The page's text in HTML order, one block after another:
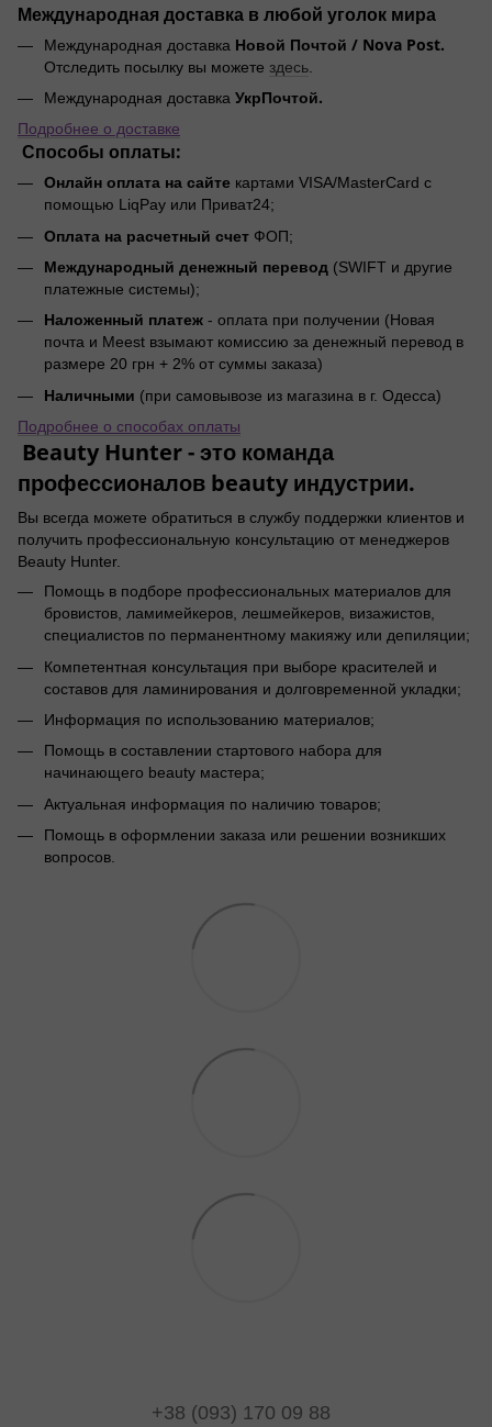
Международная доставка в любой уголок мира
Международная доставка Новой Почтой / Nova Post.
Отследить посылку вы можете здесь
Международная доставка УкрПочтой.
Подробнее о доставке
Способы оплаты:
Онлайн оплата на сайте картами VISA/MasterCard с
помощью LiqPay или Приват24;
Оплата на расчетный счет ФОП;
Международный денежный перевод (SWIFT и другие
платежные системы);
Наложенный платеж - оплата при получении (Новая
почта и Meest взымают комиссию за денежный перевод в
размере 20 грн + 2% от суммы заказа)
Наличными (при самовывозе из магазина в г. Одесса)
Подробнее о способах оплаты
Beauty Hunter - это команда
профессионалов beauty индустрии.
Вы всегда можете обратиться в службу поддержки клиентов и
получить профессиональную консультацию от менеджеров
Beauty Hunter.
Помощь в подборе профессиональных материалов для
бровистов, ламимейкеров, лешмейкеров, визажистов,
специалистов по перманентному макияжу или депиляции;
Компетентная консультация при выборе красителей и
составов для ламинирования и долговременной укладки;
Информация по использованию материалов;
Помощь в составлении стартового набора для
начинающего beauty мастера;
Актуальная информация по наличию товаров;
Помощь в оформлении заказа или решении возникших
вопросов.
+38 (093) 170 09 88